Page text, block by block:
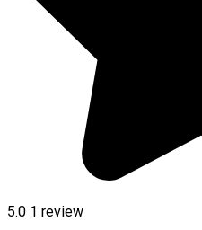
5.0 1 review